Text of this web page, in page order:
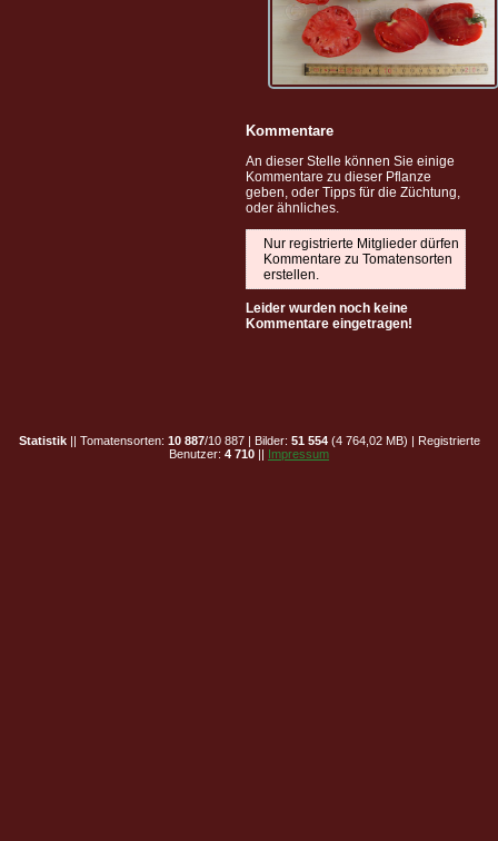
Kommentare
An dieser Stelle können Sie einige
Kommentare zu dieser Pflanze
geben, oder Tipps für die Züchtung,
oder ähnliches.
Nur registrierte Mitglieder dürfen
Kommentare zu Tomatensorten
erstellen.
Leider wurden noch keine
Kommentare eingetragen!
Statistik|| Tomatensorten: 10 887/10 887 | Bilder: 51 554(4 764,02 MB) | Registrierte
Benutzer: 4 710 || Impressum